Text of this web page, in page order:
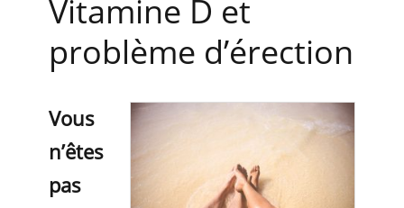
Vitamine D et
problème d’érection
Vous
n’êtes
pas